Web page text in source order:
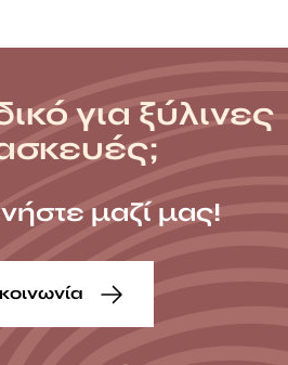
για ξύλινες
μαζί μας!